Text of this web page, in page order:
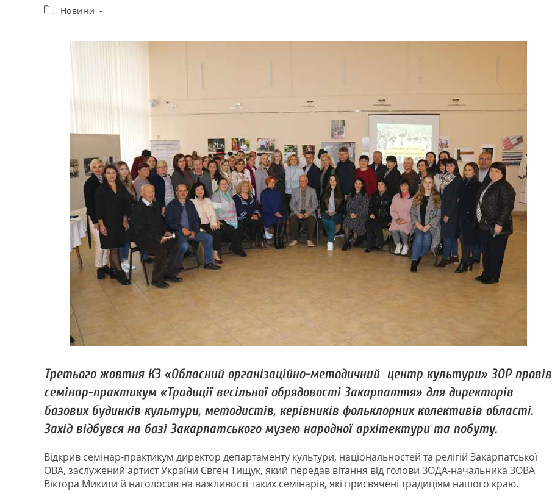
Новини
Третього жовтня КЗ «Обласний організаційно-методичний центр культури» ЗОР провів
семінар-практикум «Традиції весільної обрядовості Закарпаття» для директорів
базових будинків культури, методистів, керівників фольклорних колективів області.
Захід відбувся на базі Закарпатського музею народної архітектури та побуту.
Відкрив семінар-практикум директор департаменту культури, національностей та релігій Закарпатської
ОВА, заслужений артист України Євген Тищук, який передав вітання від голови ЗОДА-начальника ЗОВА
Віктора Микити й наголосив на важливості таких семінарів, які присвячені традиціям нашого краю.